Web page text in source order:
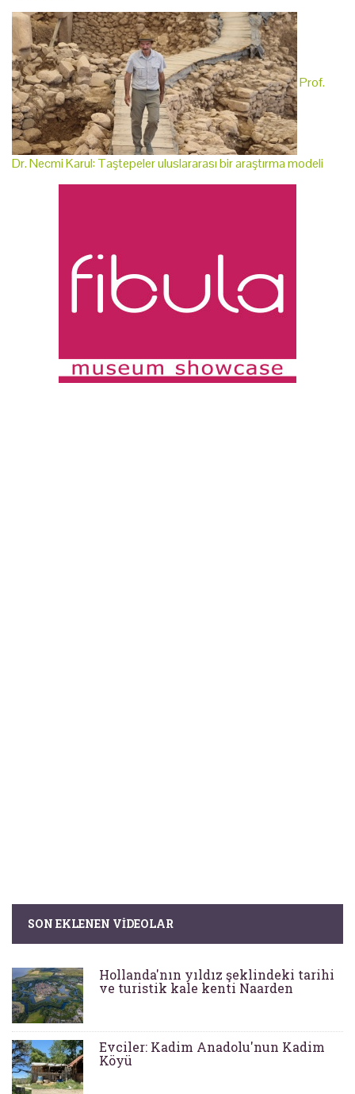
Prof.
Dr. Necmi Karul: Taştepeler uluslararası bir araştırma modeli
SON EKLENEN VIDEOLAR
Hollanda'nın yıldız şeklindeki tarihi
ve turistik kale kenti Naarden
Evciler: Kadim Anadolu'nun Kadim
Köyü